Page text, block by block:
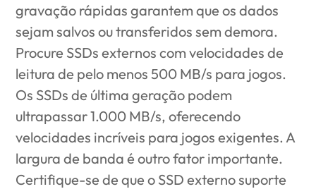
gravação rápidas garantem que os dados
sejam salvos ou transferidos sem demora.
Procure SSDs externos com velocidades de
leitura de pelo menos 500 MB/s para jogos.
Os SSDs de última geração podem
ultrapassar 1.000 MB/s, oferecendo
velocidades incríveis para jogos exigentes. A
largura de banda é outro fator importante.
Certifique-se de que o SSD externo suporte